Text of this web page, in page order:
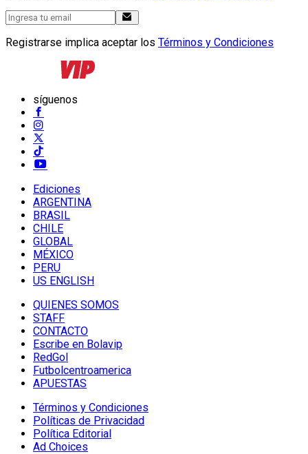
Registrarse implica aceptar los Términos y Condiciones
síguenos
Ediciones
ARGENTINA
BRASIL
CHILE
GLOBAL
MÉXICO
PERU
US ENGLISH
QUIENES SOMOS
STAFF
CONTACTO
Escribe en Bolavip
RedGol
Futbolcentroamerica
APUESTAS
Términos y Condiciones
Políticas de Privacidad
Política Editorial
Ad Choices